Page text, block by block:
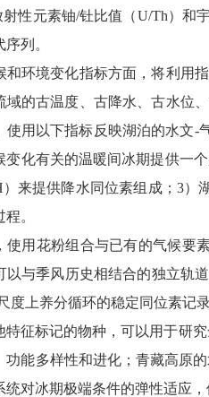
性元素铀/钍比值（U/Th）和
列。
境变化指标方面，将利用指
域的古温度、古降水、古水位
使用以下指标反映湖泊的水文-
变化有关的温暖间冰期提供一
）来提供降水同位素组成；3）
。
花粉组合与已有的气候要素
以与季风历史相结合的独立轨
度上养分循环的稳定同位素记
特征标记的物种，可以用于研
功能多样性和进化；青藏高原
统对冰期极端条件的弹性适应